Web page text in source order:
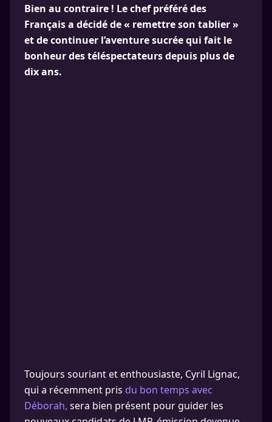
Bien au contraire ! Le chef préféré des
Français a décidé de « remettre son tablier »
et de continuer l’aventure sucrée qui fait le
bonheur des téléspectateurs depuis plus de
dix ans.
Toujours souriant et enthousiaste, Cyril Lignac,
qui a récemment pris du bon temps avec
Déborah, sera bien présent pour guider les